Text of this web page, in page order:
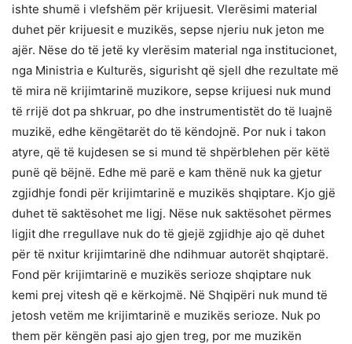
ishte shumë i vlefshëm për krijuesit. Vlerësimi material
duhet për krijuesit e muzikës, sepse njeriu nuk jeton me
ajër. Nëse do të jetë ky vlerësim material nga institucionet,
nga Ministria e Kulturës, sigurisht që sjell dhe rezultate më
të mira në krijimtarinë muzikore, sepse krijuesi nuk mund
të rrijë dot pa shkruar, po dhe instrumentistët do të luajnë
muzikë, edhe këngëtarët do të këndojnë. Por nuk i takon
atyre, që të kujdesen se si mund të shpërblehen për këtë
punë që bëjnë. Edhe më parë e kam thënë nuk ka gjetur
zgjidhje fondi për krijimtarinë e muzikës shqiptare. Kjo gjë
duhet të saktësohet me ligj. Nëse nuk saktësohet përmes
ligjit dhe rregullave nuk do të gjejë zgjidhje ajo që duhet
për të nxitur krijimtarinë dhe ndihmuar autorët shqiptarë.
Fond për krijimtarinë e muzikës serioze shqiptare nuk
kemi prej vitesh që e kërkojmë. Në Shqipëri nuk mund të
jetosh vetëm me krijimtarinë e muzikës serioze. Nuk po
them për këngën pasi ajo gjen treg, por me muzikën